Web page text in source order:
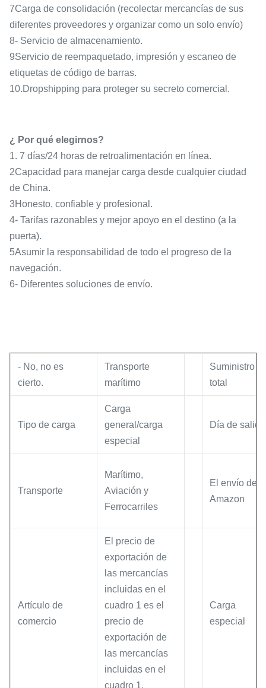
7Carga de consolidación (recolectar mercancías de sus
diferentes proveedores y organizar como un solo envío)
8- Servicio de almacenamiento.
9Servicio de reempaquetado, impresión y escaneo de
etiquetas de código de barras.
10.Dropshipping para proteger su secreto comercial.
¿ Por qué elegirnos?
1. 7 días/24 horas de retroalimentación en línea.
2Capacidad para manejar carga desde cualquier ciudad
de China.
3Honesto, confiable y profesional.
4- Tarifas razonables y mejor apoyo en el destino (a la
puerta).
5Asumir la responsabilidad de todo el progreso de la
navegación.
6- Diferentes soluciones de envío.
- No, no es
cierto.
Transporte
marítimo
Suministro
total
Tipo de carga
Carga
general/carga
especial
Día de salida
Transporte
Marítimo,
Aviación y
Ferrocarriles
El envío de
Amazon
Artículo de
comercio
El precio de
exportación de
las mercancías
incluidas en el
cuadro 1 es el
precio de
exportación de
las mercancías
incluidas en el
cuadro 1.
Carga
especial